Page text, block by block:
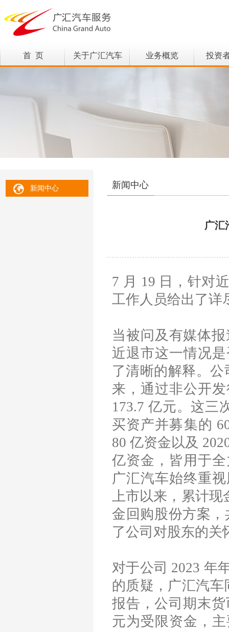
首 页 关于广汇汽车 业务概览 投资
新闻中心 新闻中心
广汇
7 月 19 日，针对
工作人员给出了详
当被问及有媒体
近退市这一情况
了清晰的解释。公
来，通过非公开
173.7 亿元。这三
买资产并募集的
80 亿资金以及
亿资金，皆用于
广汇汽车始终重
上市以来，累计现
金回购股份方案
了公司对股东的关
对于公司 2023 年
的质疑，广汇汽
报告，公司期末货
元为受限资金，